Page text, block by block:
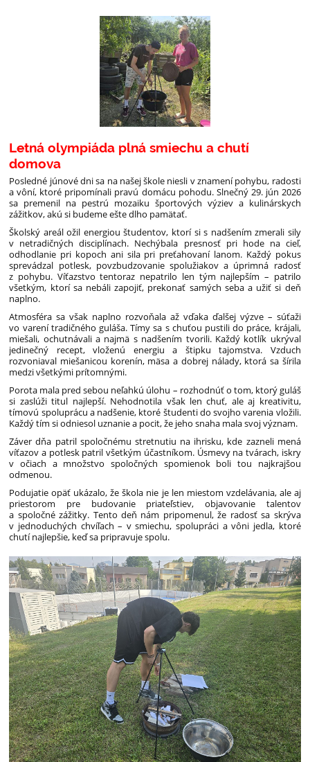
Letná olympiáda plná smiechu a chutí
domova
Posledné júnové dni sa na našej škole niesli v znamení pohybu, radosti
a vôní, ktoré pripomínali pravú domácu pohodu. Slnečný 29. jún 2026
sa premenil na pestrú mozaiku športových výziev a kulinárskych
zážitkov, akú si budeme ešte dlho pamätať.
Školský areál ožil energiou študentov, ktorí si s nadšením zmerali sily
v netradičných disciplínach. Nechýbala presnosť pri hode na cieľ,
odhodlanie pri kopoch ani sila pri preťahovaní lanom. Každý pokus
sprevádzal potlesk, povzbudzovanie spolužiakov a úprimná radosť
z pohybu. Víťazstvo tentoraz nepatrilo len tým najlepším – patrilo
všetkým, ktorí sa nebáli zapojiť, prekonať samých seba a užiť si deň
naplno.
Atmosféra sa však naplno rozvoňala až vďaka ďalšej výzve – súťaži
vo varení tradičného guláša. Tímy sa s chuťou pustili do práce, krájali,
miešali, ochutnávali a najmä s nadšením tvorili. Každý kotlík ukrýval
jedinečný recept, vloženú energiu a štipku tajomstva. Vzduch
rozvoniaval miešanicou korenín, mäsa a dobrej nálady, ktorá sa šírila
medzi všetkými prítomnými.
Porota mala pred sebou neľahkú úlohu – rozhodnúť o tom, ktorý guláš
si zaslúži titul najlepší. Nehodnotila však len chuť, ale aj kreativitu,
tímovú spoluprácu a nadšenie, ktoré študenti do svojho varenia vložili.
Každý tím si odniesol uznanie a pocit, že jeho snaha mala svoj význam.
Záver dňa patril spoločnému stretnutiu na ihrisku, kde zazneli mená
víťazov a potlesk patril všetkým účastníkom. Úsmevy na tvárach, iskry
v očiach a množstvo spoločných spomienok boli tou najkrajšou
odmenou.
Podujatie opäť ukázalo, že škola nie je len miestom vzdelávania, ale aj
priestorom pre budovanie priateľstiev, objavovanie talentov
a spoločné zážitky. Tento deň nám pripomenul, že radosť sa skrýva
v jednoduchých chvíľach – v smiechu, spolupráci a vôni jedla, ktoré
chutí najlepšie, keď sa pripravuje spolu.